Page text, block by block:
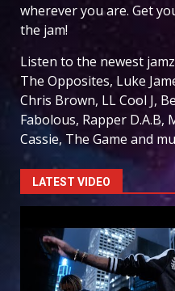
wherever you are. Get
the jam!
Listen to the newest
The Opposites, Luke
Chris Brown, LL Cool J,
Fabolous, Rapper D.A.B,
Cassie, The Game and
LATEST VIDEO